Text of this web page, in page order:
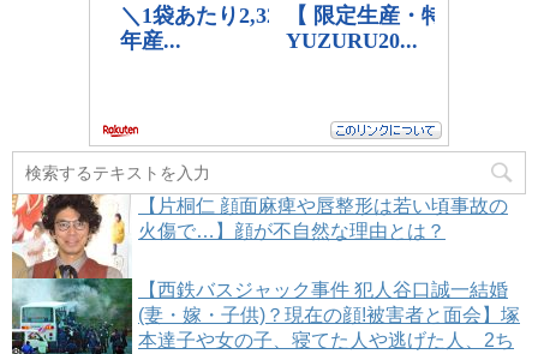
【片桐仁 顔面麻痺や唇整形は若い頃事故の
火傷で…】顔が不自然な理由とは？
【西鉄バスジャック事件 犯人谷口誠一結婚
(妻・嫁・子供)？現在の顔!被害者と面会】塚
本達子や女の子、寝てた人や逃げた人、2ち